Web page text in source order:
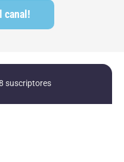
canal!
suscriptores